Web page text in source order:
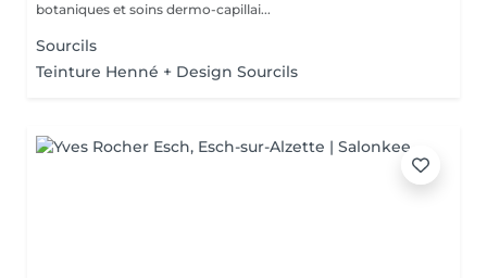
botaniques et soins dermo-capillai...
Sourcils
Teinture Henné + Design Sourcils